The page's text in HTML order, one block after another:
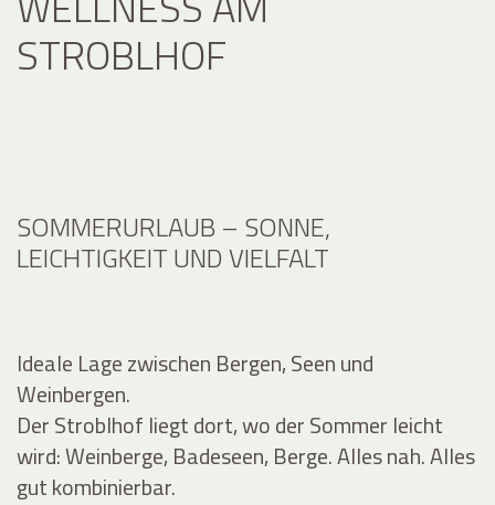
STROBLHOF
SOMMERURLAUB – SONNE,
LEICHTIGKEIT UND VIELFALT
Ideale Lage zwischen Bergen, Seen und
Weinbergen.
Der Stroblhof liegt dort, wo der Sommer leicht
wird: Weinberge, Badeseen, Berge. Alles nah. Alles
gut kombinierbar.